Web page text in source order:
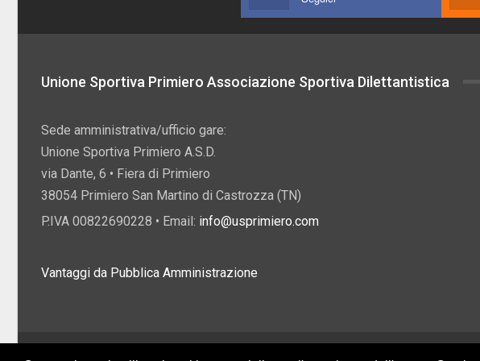
Unione Sportiva Primiero Associazione Sportiva Dilettantistica
Sede amministrativa/ufficio gare:
Unione Sportiva Primiero A.S.D.
via Dante, 6 • Fiera di Primiero
38054 Primiero San Martino di Castrozza (TN)
P.IVA 00822690228 • Email: info@usprimiero.com
Vantaggi da Pubblica Amministrazione